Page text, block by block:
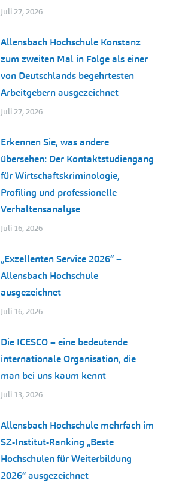
Juli 27, 2026
Allensbach Hochschule Konstanz
zum zweiten Mal in Folge als einer
von Deutschlands begehrtesten
Arbeitgebern ausgezeichnet
Juli 27, 2026
Erkennen Sie, was andere
übersehen: Der Kontaktstudiengang
für Wirtschaftskriminologie,
Profiling und professionelle
Verhaltensanalyse
Juli 16, 2026
„Exzellenten Service 2026“ –
Allensbach Hochschule
ausgezeichnet
Juli 16, 2026
Die ICESCO – eine bedeutende
internationale Organisation, die
man bei uns kaum kennt
Juli 13, 2026
Allensbach Hochschule mehrfach im
SZ-Institut-Ranking „Beste
Hochschulen für Weiterbildung
2026“ ausgezeichnet